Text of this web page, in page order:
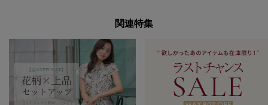
関連特集